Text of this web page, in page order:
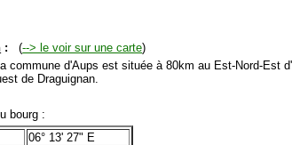
: (--> le voir sur une carte)
commune d'Aups est située à 80km au Est-Nord-Est
de Draguignan.
bourg :
06° 13' 27" E